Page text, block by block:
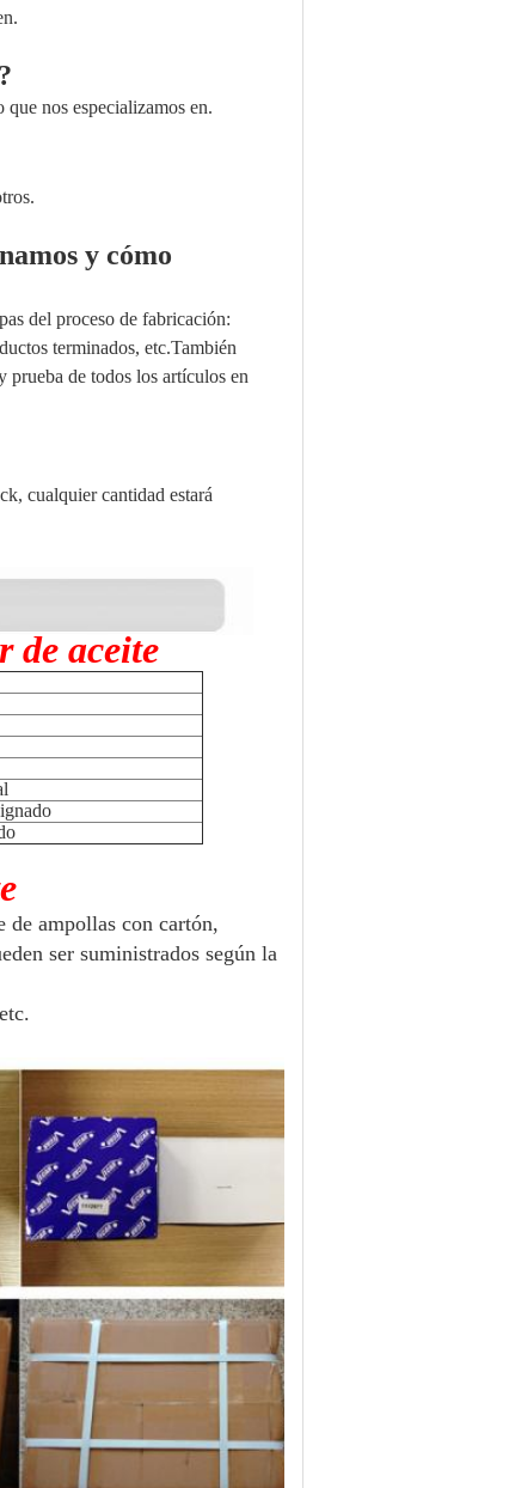
nos especializamos en.
y cómo
del proceso de fabricación:
terminados, etc.También
prueba de todos los artículos en
cualquier cantidad estará
de aceite
de ampollas con cartón,
ser suministrados según la